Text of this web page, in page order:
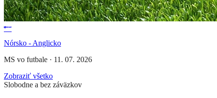
Nórsko - Anglicko
MS vo futbale · 11. 07. 2026
Zobraziť všetko
Slobodne a bez záväzkov